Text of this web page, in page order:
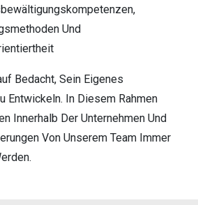
Und
Bedacht, Sein Eigenes
Entwickeln. In Diesem Rahmen
Innerhalb Der Unternehmen Und
Von Unserem Team Immer